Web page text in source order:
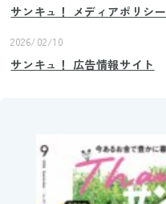
サンキュ！ メディアポリシー
2026/02/10
サンキュ！ 広告情報サイト